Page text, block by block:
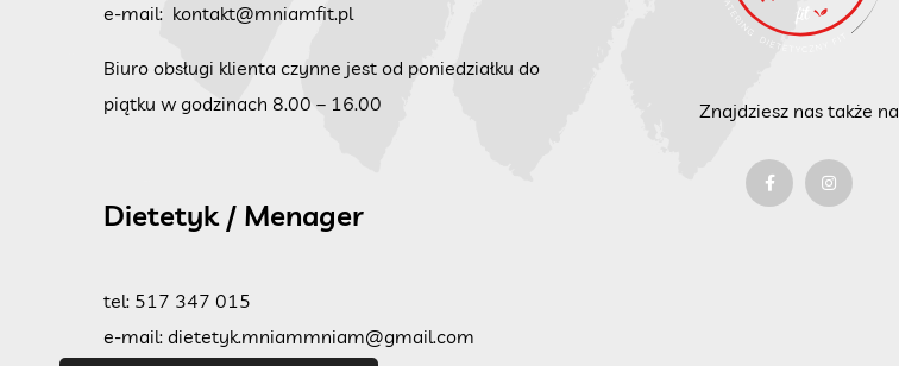
Znajdziesz nas także na
e-mail: kontakt@mniamfit.pl
Biuro obsługi klienta czynne jest od poniedziałku do
piątku w godzinach 8.00 – 16.00
Dietetyk / Menager
tel: 517 347 015
e-mail: dietetyk.mniammniam@gmail.com